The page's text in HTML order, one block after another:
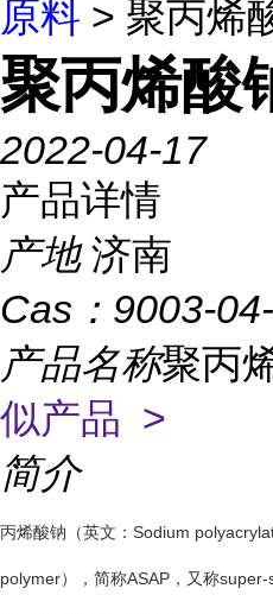
原料 > 聚丙烯
聚丙烯酸
2022-04-17
产品详情
产地 济南
Cas： 9003-
产品名称聚丙
似产品 >
简介
丙烯酸钠（英文：Sodium
polymer），简称ASAP，又称